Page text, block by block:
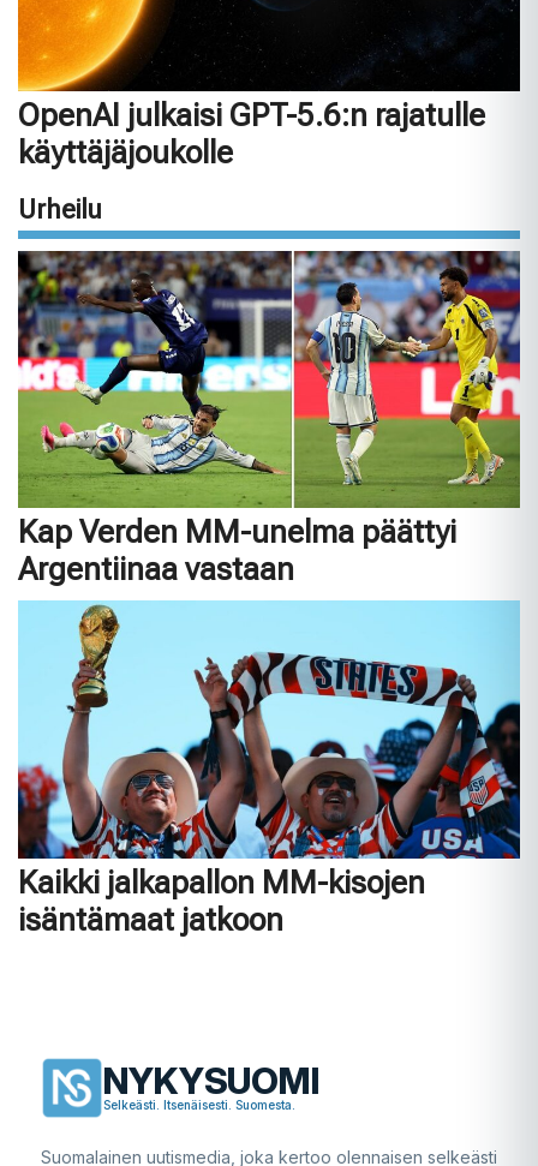
OpenAI julkaisi GPT-5.6:n rajatulle
käyttäjäjoukolle
Urheilu
Kap Verden MM-unelma päättyi
Argentiinaa vastaan
Kaikki jalkapallon MM-kisojen
isäntämaat jatkoon
NYKYSUOMI
Selkeästi. Itsenäisesti. Suomesta.
Suomalainen uutismedia, joka kertoo olennaisen selkeästi